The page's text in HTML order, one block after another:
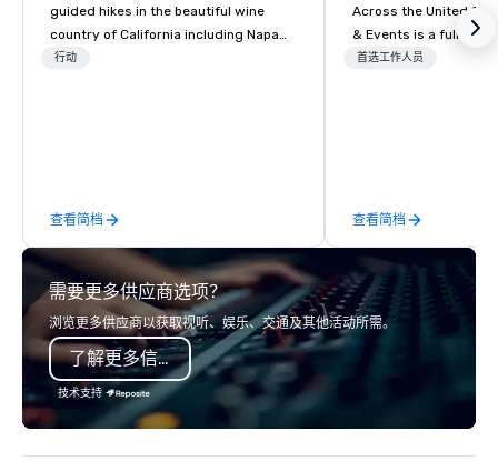
guided hikes in the beautiful wine
country of California including Napa
and Sonoma Valleys. These
day hikes we provide luxury self-
guided inn-to-in walking vacations
from the gateway City of San
Francisco to the California wine
country with a focus on superb hiking,
lodging, food and wine. We also have
a Monterey Bay Trek.
行动
查看简档
Across the United States! MAD
& Events is a full-
Management
sourcing,
transportation, VIP
programs,
events, exclusive
on-site coordination.
executive gatherings
team supports clients
Spanish, and English,
首选工作人员
查看简档
需要更多供应商选项？
浏览更多供应商以获取视听、娱乐、交通及其他活动所需。
了解更多信息
技术支持